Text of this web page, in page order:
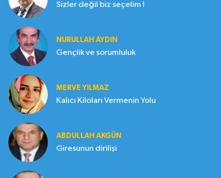
Sizler değil biz seçelim !
NURULLAH AYDIN
Gençlik ve sorumluluk
MERVE YILMAZ
Kalıcı Kiloları Vermenin Yolu
ABDULLAH AKGÜN
Giresunun dirilişi